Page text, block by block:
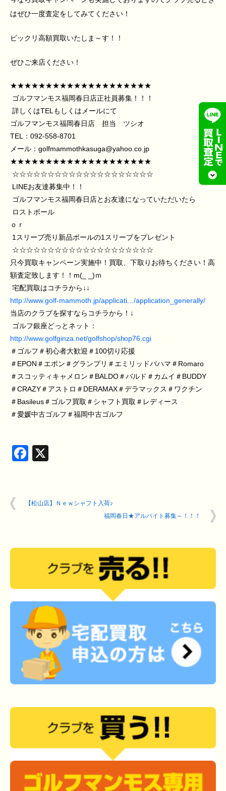
はぜひ一度査定をしてみてください！
ビックリ高額買取いたしま～す！！
ぜひご来店ください！
★★★★★★★★★★★★★★★★★★★★
ゴルフマンモス福岡春日店正社員募集！！！
詳しくはTELもしくはメールにて
ゴルフマンモス福岡春日店 担当 ツシオ
TEL：092-558-8701
メール： golfmammothkasuga@yahoo.co.jp
★★★★★★★★★★★★★★★★★★★★
☆☆☆☆☆☆☆☆☆☆☆☆☆☆☆☆☆☆☆☆
LINEお友達募集中！！
ゴルフマンモス福岡春日店とお友達になっていただいたら
ロストボール
ｏｒ
1スリーブ売り新品ボールの1スリーブをプレゼント
☆☆☆☆☆☆☆☆☆☆☆☆☆☆☆☆☆☆☆☆
只今買取キャンペーン実施中！買取、下取りお待ちください！高
額査定致します！！m(_ _)ｍ
宅配買取はコチラから↓↓
http://www.golf-mammoth.jp/applicati…/application_generally/
当店のクラブを探すならコチラから！↓
ゴルフ銀座どっとネット：
http://www.golfginza.net/golfshop/shop76.cgi
＃ゴルフ＃初心者大歓迎＃100切り応援
＃EPON＃エポン＃グランプリ＃エミリッドバハマ＃Romaro
＃スコッティキャメロン＃BALDO＃バルド＃カムイ＃BUDDY
＃CRAZY＃アストロ＃DERAMAX＃デラマックス＃ワクチン
＃Basileus＃ゴルフ買取＃シャフト買取＃レディース
＃愛媛中古ゴルフ＃福岡中古ゴルフ
Facebook
【松山店】Ｎｅｗシャフト入荷♪
福岡春日★アルバイト募集～！！！